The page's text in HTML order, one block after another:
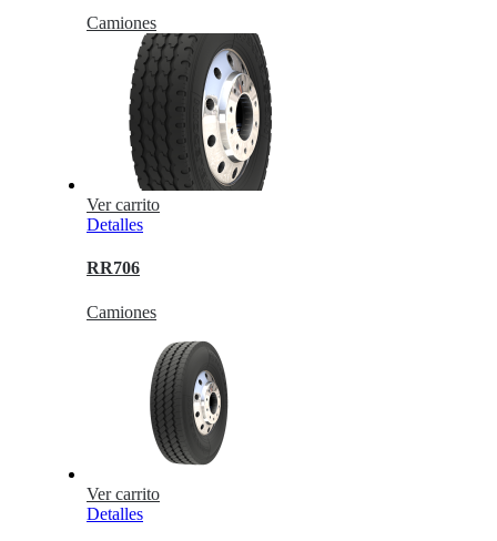
Camiones
Ver carrito
Detalles
RR706
Camiones
Ver carrito
Detalles